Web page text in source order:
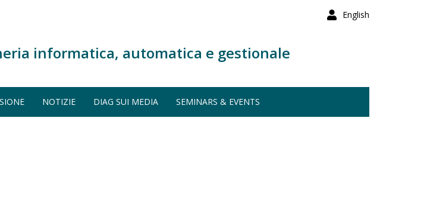
English
informatica, automatica e gestionale
NOTIZIE DIAG SUI MEDIA SEMINARS & EVENTS